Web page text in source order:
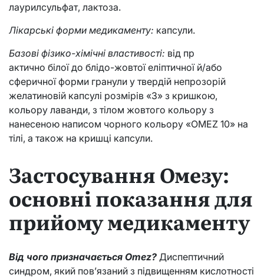
лаурилсульфат, лактоза.
Лікарські форми медикаменту: капсули.
Базові фізико-хімічні властивості: від пр
актично білої до блідо-жовтої еліптичної й/або
сферичної форми гранули у твердій непрозорій
желатиновій капсулі розмірів «3» з кришкою,
кольору лаванди, з тілом жовтого кольору з
нанесеною написом чорного кольору «OMEZ 10» на
тілі, а також на кришці капсули.
Застосування Омезу:
основні показання для
прийому медикаменту
Від чого призначається Omez? Диспептичний
синдром, який пов’язаний з підвищенням кислотності